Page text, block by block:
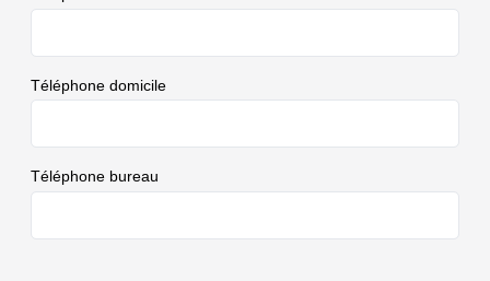
Téléphone domicile
Téléphone bureau